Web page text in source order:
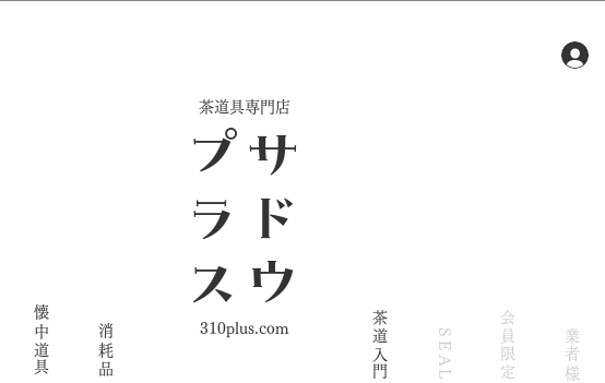
​茶道具専門店
懐中道具 消耗品
サ
ド
ウ
プ
ラ
ス
310plus.com 茶道入門 SEAL 会員限定 業者様